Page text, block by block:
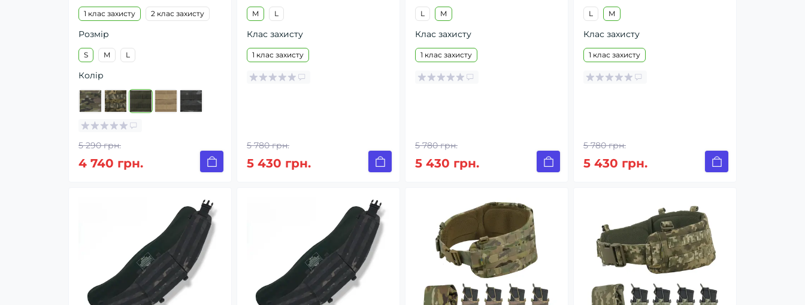
1 клас захисту 2 клас захисту
Розмір
S M L
Колір
5 290 грн.
4 740 грн.
M L
Клас захисту
1 клас захисту
5 780 грн.
5 430 грн.
L M
Клас захисту
1 клас захисту
5 780 грн.
5 430 грн.
L M
Клас захисту
1 клас захисту
5 780 грн.
5 430 грн.